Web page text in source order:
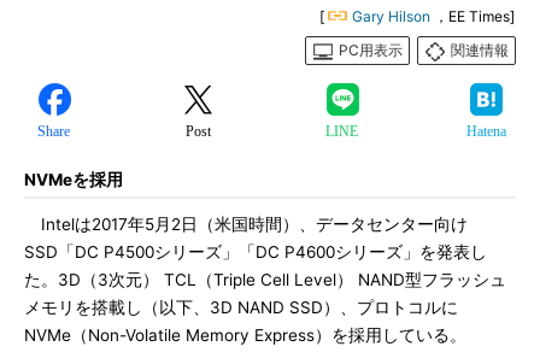
[ Gary Hilson ，EE Times]
PC用表示
関連情報
Share Post LINE Hatena
NVMeを採用
Intelは2017年5月2日（米国時間）、データセンター向け
SSD「DC P4500シリーズ」「DC P4600シリーズ」を発表し
た。3D（3次元） TCL（Triple Cell Level） NAND型フラッシュ
メモリを搭載し（以下、3D NAND SSD）、プロトコルに
NVMe（Non-Volatile Memory Express）を採用している。